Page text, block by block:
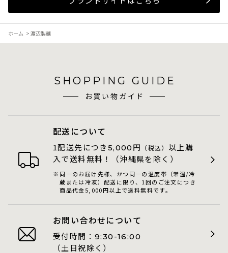
ホーム > 渡辺製麺
SHOPPING GUIDE
お買い物ガイド
配送について
1配送先につき 5,000 円 （税込） 以上購
入で送料無料！（沖縄県を除く）
同一のお届け先様、かつ同一の温度帯（常温/冷
蔵または冷凍）配送に限り、1回のご注文につき
商品代金5,000円以上で送料無料です。
お問い合わせについて
受付時間： 9:30-16:00
（土日祝除く）